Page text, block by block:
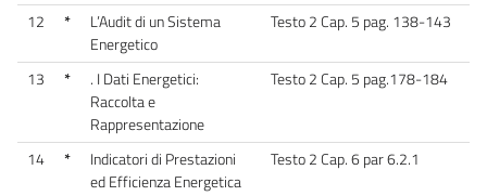
12
*
L’Audit di un Sistema
Energetico
Testo 2 Cap. 5 pag. 138-143
13 *
. I Dati Energetici:
Raccolta e
Rappresentazione
Testo 2 Cap. 5 pag.178-184
14 *
Indicatori di Prestazioni
ed Efficienza Energetica
Testo 2 Cap. 6 par 6.2.1